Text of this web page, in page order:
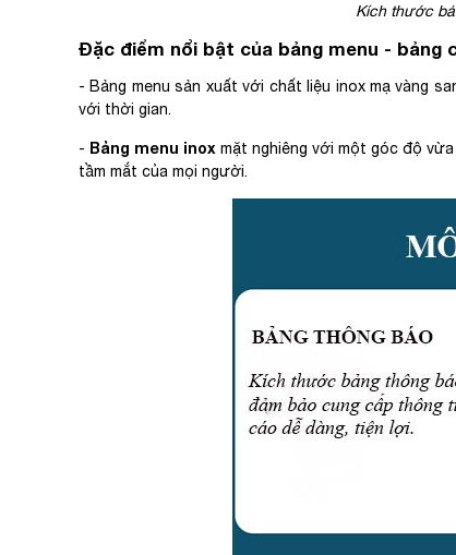
Kích thước
Đặc điểm nổi bật của bảng menu - bảng
- Bảng menu sản xuất với chất liệu inox mạ vàng
với thời gian.
- Bảng menu inox mặt nghiêng với một góc độ
tầm mắt của mọi người.